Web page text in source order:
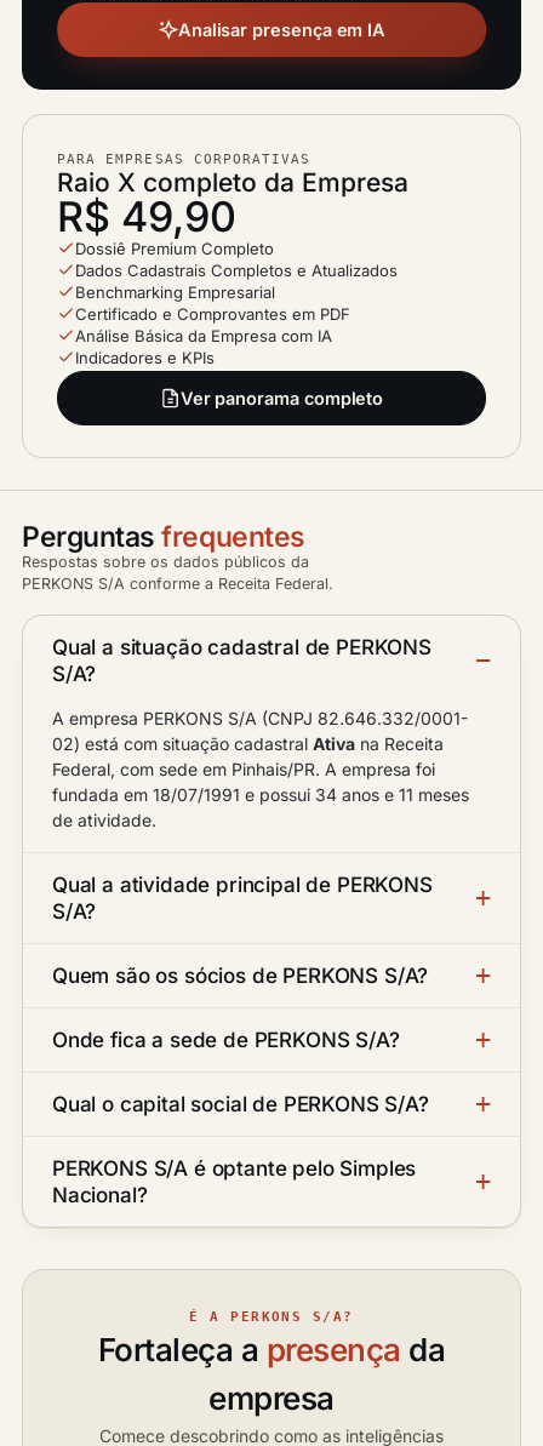
Analisar presença em IA
PARA EMPRESAS CORPORATIVAS
Raio X completo da Empresa
R$ 49,90
Dossiê Premium Completo
Dados Cadastrais Completos e Atualizados
Benchmarking Empresarial
Certificado e Comprovantes em PDF
Análise Básica da Empresa com IA
Indicadores e KPIs
Ver panorama completo
Perguntasfrequentes
Respostas sobre os dados públicos da
PERKONS S/A conforme a Receita Federal.
Qual a situação cadastral de PERKONS
S/A?
A empresa PERKONS S/A (CNPJ 82.646.332/0001-
02) está com situação cadastral Ativa na Receita
Federal, com sede em Pinhais/PR. A empresa foi
fundada em 18/07/1991 e possui 34 anos e 11 meses
de atividade.
Qual a atividade principal de PERKONS
S/A?
Quem são os sócios de PERKONS S/A?
Onde fica a sede de PERKONS S/A?
Qual o capital social de PERKONS S/A?
PERKONS S/A é optante pelo Simples
Nacional?
É A PERKONS S/A?
Fortaleça a presença da
empresa
Comece descobrindo como as inteligências